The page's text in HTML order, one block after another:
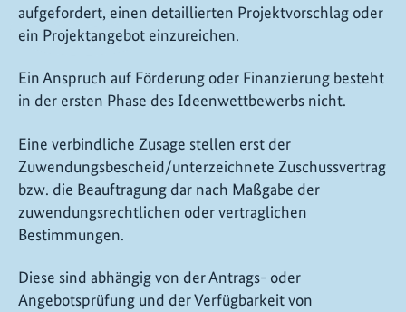
aufgefordert, einen detaillierten Projektvorschlag oder
ein Projektangebot einzureichen.
Ein Anspruch auf Förderung oder Finanzierung besteht
in der ersten Phase des Ideenwettbewerbs nicht.
Eine verbindliche Zusage stellen erst der
Zuwendungsbescheid/unterzeichnete Zuschussvertrag
bzw. die Beauftragung dar nach Maßgabe der
zuwendungsrechtlichen oder vertraglichen
Bestimmungen.
Diese sind abhängig von der Antrags- oder
Angebotsprüfung und der Verfügbarkeit von